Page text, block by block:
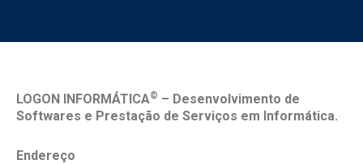
LOGON INFORMÁTICA© – Desenvolvimento de
Softwares e Prestação de Serviços em Informática.
Endereço